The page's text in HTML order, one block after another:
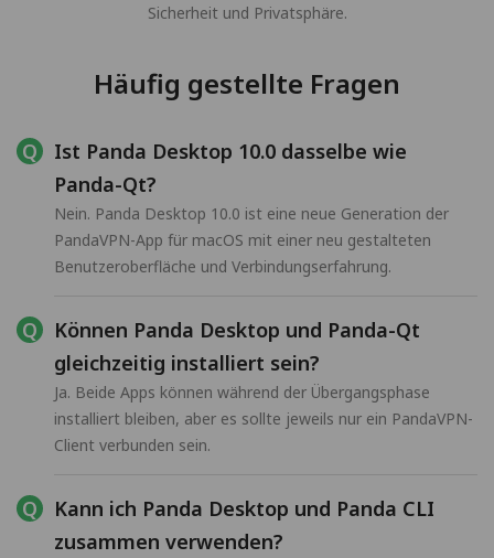
Sicherheit und Privatsphäre.
Häufig gestellte Fragen
Ist Panda Desktop 10.0 dasselbe wie
Panda-Qt?
Nein. Panda Desktop 10.0 ist eine neue Generation der
PandaVPN-App für macOS mit einer neu gestalteten
Benutzeroberfläche und Verbindungserfahrung.
Können Panda Desktop und Panda-Qt
gleichzeitig installiert sein?
Ja. Beide Apps können während der Übergangsphase
installiert bleiben, aber es sollte jeweils nur ein PandaVPN-
Client verbunden sein.
Kann ich Panda Desktop und Panda CLI
zusammen verwenden?